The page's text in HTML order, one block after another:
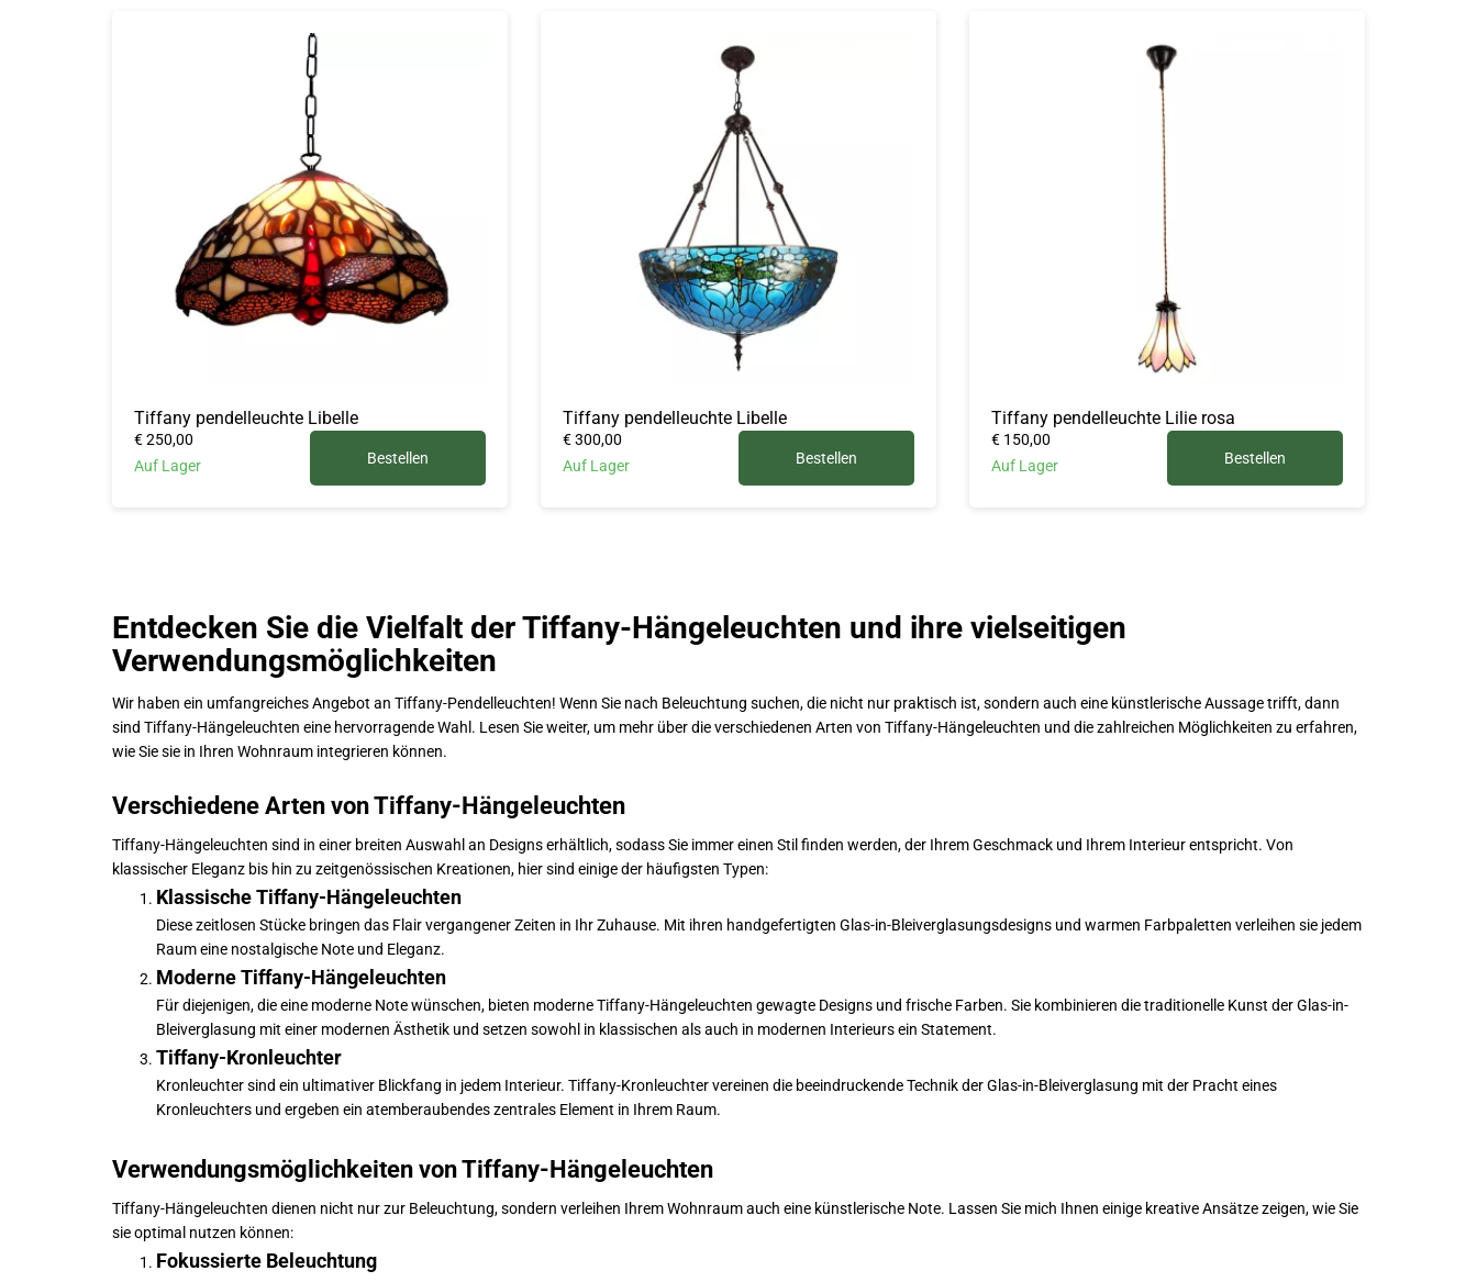
Tiffany pendelleuchte Libelle
€ 250,00
Auf Lager
Bestellen
Tiffany pendelleuchte Libelle
€ 300,00
Auf Lager
Bestellen
Tiffany pendelleuchte Lilie rosa
€ 150,00
Auf Lager
Bestellen
Entdecken Sie die Vielfalt der Tiffany-Hängeleuchten und ihre vielseitigen
Verwendungsmöglichkeiten
Wir haben ein umfangreiches Angebot an Tiffany-Pendelleuchten! Wenn Sie nach Beleuchtung suchen, die nicht nur praktisch ist, sondern auch eine künstlerische Aussage trifft, dann
sind Tiffany-Hängeleuchten eine hervorragende Wahl. Lesen Sie weiter, um mehr über die verschiedenen Arten von Tiffany-Hängeleuchten und die zahlreichen Möglichkeiten zu erfahren,
wie Sie sie in Ihren Wohnraum integrieren können.
Verschiedene Arten von Tiffany-Hängeleuchten
Tiffany-Hängeleuchten sind in einer breiten Auswahl an Designs erhältlich, sodass Sie immer einen Stil finden werden, der Ihrem Geschmack und Ihrem Interieur entspricht. Von
klassischer Eleganz bis hin zu zeitgenössischen Kreationen, hier sind einige der häufigsten Typen:
Klassische Tiffany-Hängeleuchten
Diese zeitlosen Stücke bringen das Flair vergangener Zeiten in Ihr Zuhause. Mit ihren handgefertigten Glas-in-Bleiverglasungsdesigns und warmen Farbpaletten verleihen sie jedem
Raum eine nostalgische Note und Eleganz.
Moderne Tiffany-Hängeleuchten
Für diejenigen, die eine moderne Note wünschen, bieten moderne Tiffany-Hängeleuchten gewagte Designs und frische Farben. Sie kombinieren die traditionelle Kunst der Glas-in-
Bleiverglasung mit einer modernen Ästhetik und setzen sowohl in klassischen als auch in modernen Interieurs ein Statement.
Tiffany-Kronleuchter
Kronleuchter sind ein ultimativer Blickfang in jedem Interieur. Tiffany-Kronleuchter vereinen die beeindruckende Technik der Glas-in-Bleiverglasung mit der Pracht eines
Kronleuchters und ergeben ein atemberaubendes zentrales Element in Ihrem Raum.
Verwendungsmöglichkeiten von Tiffany-Hängeleuchten
Tiffany-Hängeleuchten dienen nicht nur zur Beleuchtung, sondern verleihen Ihrem Wohnraum auch eine künstlerische Note. Lassen Sie mich Ihnen einige kreative Ansätze zeigen, wie Sie
sie optimal nutzen können:
Fokussierte Beleuchtung